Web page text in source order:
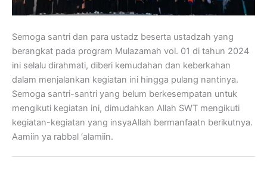
Semoga santri dan para ustadz beserta ustadzah yang
berangkat pada program Mulazamah vol. 01 di tahun 2024
ini selalu dirahmati, diberi kemudahan dan keberkahan
dalam menjalankan kegiatan ini hingga pulang nantinya.
Semoga santri-santri yang belum berkesempatan untuk
mengikuti kegiatan ini, dimudahkan Allah SWT mengikuti
kegiatan-kegiatan yang insyaAllah bermanfaatn berikutnya.
Aamiin ya rabbal ‘alamiin.